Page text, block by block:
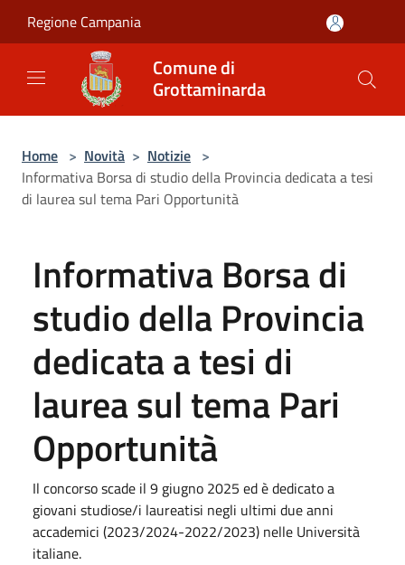
Regione Campania
Comune di
Grottaminarda
Home > Novità > Notizie >
Informativa Borsa di studio della Provincia dedicata a tesi
di laurea sul tema Pari Opportunità
Informativa Borsa di
studio della Provincia
dedicata a tesi di
laurea sul tema Pari
Opportunità
Il concorso scade il 9 giugno 2025 ed è dedicato a
giovani studiose/i laureatisi negli ultimi due anni
accademici (2023/2024-2022/2023) nelle Università
italiane.